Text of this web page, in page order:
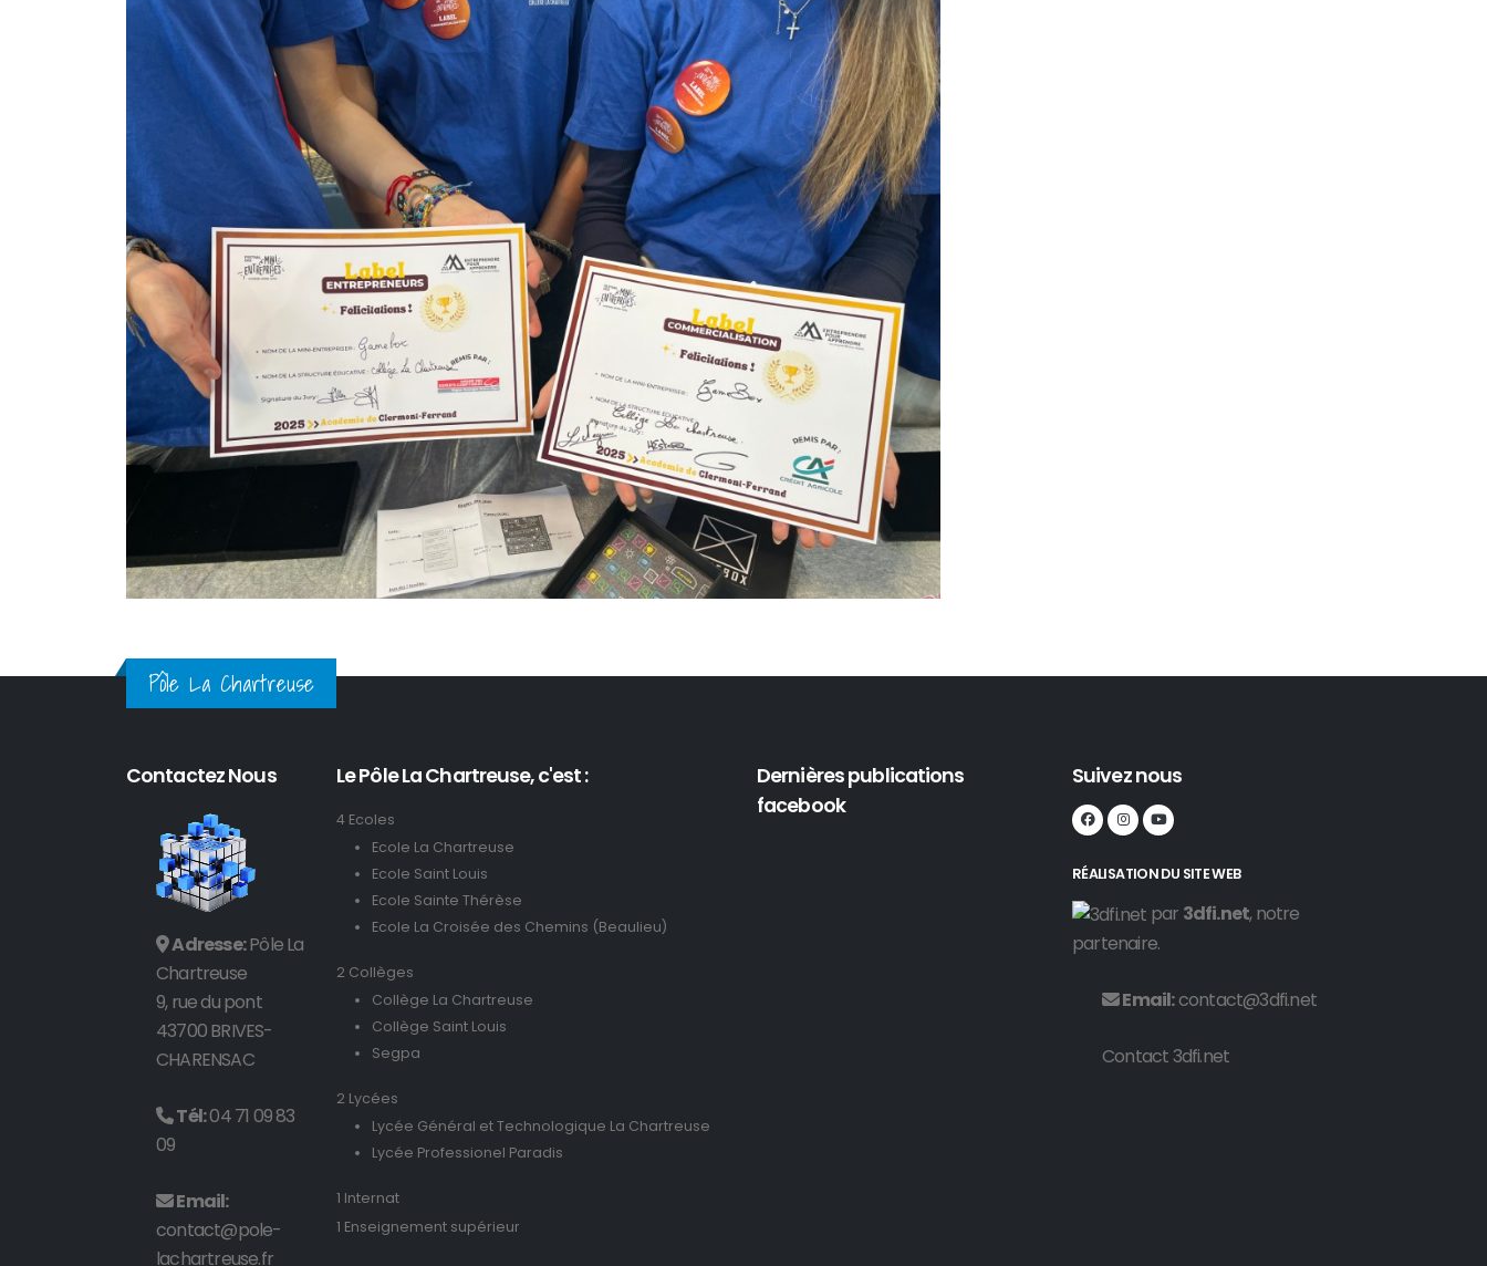
Pôle La Chartreuse
Contactez Nous
Adresse:Pôle La
Chartreuse
9, rue du pont
43700 BRIVES-
CHARENSAC
Tél:04 71 09 83
09
Email:
contact@pole-
lachartreuse.fr
Le Pôle La Chartreuse, c'est :
4 Ecoles
Ecole La Chartreuse
Ecole Saint Louis
Ecole Sainte Thérèse
Ecole La Croisée des Chemins (Beaulieu)
2 Collèges
Collège La Chartreuse
Collège Saint Louis
Segpa
2 Lycées
Lycée Général et Technologique La Chartreuse
Lycée Professionel Paradis
1 Internat
1 Enseignement supérieur
Dernières publications
facebook
Suivez nous
RÉALISATION DU SITE WEB
par 3dfi.net, notre
partenaire.
Email:contact@3dfi.net
Contact 3dfi.net